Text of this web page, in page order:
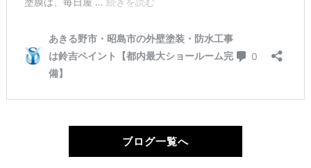
ブログ一覧へ